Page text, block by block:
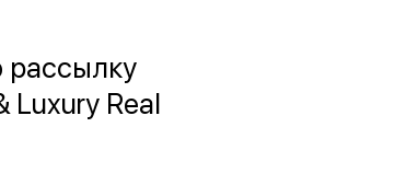
рассылку
Luxury Real